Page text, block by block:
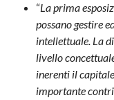
“La prima
possano gestire
intellettuale. La
livello
inerenti il
importante